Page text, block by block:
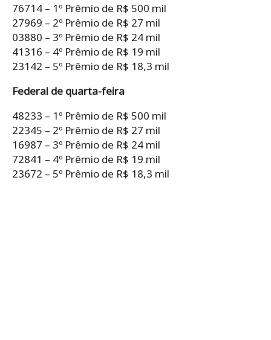
76714 – 1º Prêmio de R$ 500 mil
27969 – 2º Prêmio de R$ 27 mil
03880 – 3º Prêmio de R$ 24 mil
41316 – 4º Prêmio de R$ 19 mil
23142 – 5º Prêmio de R$ 18,3 mil
Federal de quarta-feira
48233 – 1º Prêmio de R$ 500 mil
22345 – 2º Prêmio de R$ 27 mil
16987 – 3º Prêmio de R$ 24 mil
72841 – 4º Prêmio de R$ 19 mil
23672 – 5º Prêmio de R$ 18,3 mil